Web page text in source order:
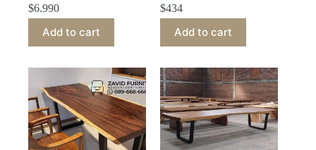
$6.990
Add to cart
$434
Add to cart